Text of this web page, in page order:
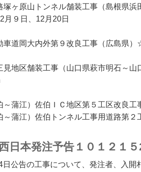
ヶ原山トンネル舗装工事（島根県
月９日、12月20日
道岡大内外第９改良工事（広島県
地区舗装工事（山口県萩市明石～
蒲江）佐伯ＩＣ地区第５工区改良
蒲江）佐伯トンネル工事用道路第
日本発注予告１０１２１
日公告の工事について、発注者、入